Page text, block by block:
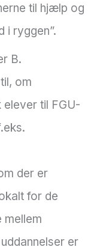
til hjælp og
i ryggen”.
B.
om
elever til FGU-
der er
for de
mellem
er